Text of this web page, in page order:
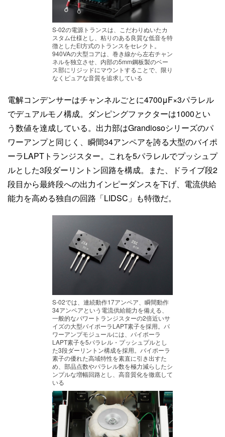
S-02の電源トランスは、こだわりぬいたカ
スタム仕様とし、粘りのある良質な低音を特
徴としたEI方式のトランスをセレクト。
940VAの大型コアは、巻き線から左右チャン
ネルを独立させ、内部の5mm鋼板製のベー
ス部にリジッドにマウントすることで、限り
なくピュアな音質を追求している
電解コンデンサーはチャンネルごとに4700μF×3パラレル
でデュアルモノ構成。ダンピングファクターは1000とい
う数値を達成している。出力部はGrandiosoシリーズのパ
ワーアンプと同じく、瞬間34アンペアを誇る大型のバイポ
ーラLAPTトランジスター。これを5パラレルでプッシュプ
ルとした3段ダーリントン回路を構成。また、ドライブ段2
段目から最終段への出力インピーダンスを下げ、電流供給
能力を高める独自の回路「LIDSC」も特徴だ。
S-02では、連続動作17アンペア、瞬間動作
34アンペアという電流供給能力を備える、
一般的なパワートランジスターの2倍近いサ
イズの大型バイポーラLAPT素子を採用。パ
ワーアンプモジュールには、バイポーラ
LAPT素子を5パラレル・プッシュプルとし
た3段ダーリントン構成を採用。バイポーラ
素子の優れた高域特性を素直に引き出すた
め、部品点数やパラレル数を極力減らしたシ
ンプルな増幅回路とし、高音質化を徹底して
いる